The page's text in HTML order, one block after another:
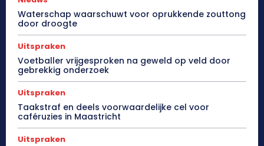
Waterschap waarschuwt voor oprukkende zouttong
door droogte
Uitspraken
Voetballer vrijgesproken na geweld op veld door
gebrekkig onderzoek
Uitspraken
Taakstraf en deels voorwaardelijke cel voor
caféruzies in Maastricht
Uitspraken